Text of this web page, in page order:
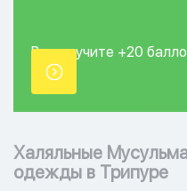
Вы получите +20
точки.
Халяльные
одежды в Трипуре